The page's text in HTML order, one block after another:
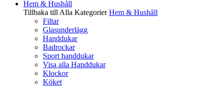
Hem & Hushåll
Tillbaka till Alla Kategorier Hem & Hushåll
Filtar
Glasunderlägg
Handdukar
Badrockar
Sport handdukar
Visa alla Handdukar
Klockor
Köket